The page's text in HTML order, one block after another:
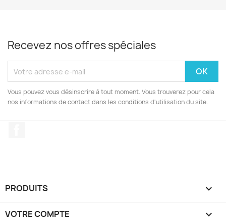
Recevez nos offres spéciales
Vous pouvez vous désinscrire à tout moment. Vous trouverez pour cela
nos informations de contact dans les conditions d'utilisation du site.
PRODUITS 
VOTRE COMPTE 